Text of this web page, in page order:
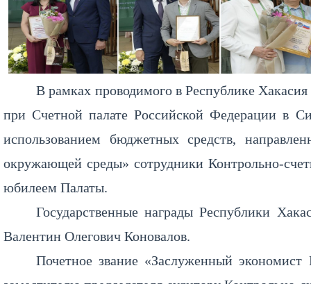
В рамках проводимого в Республике
при Счетной палате Российской Федерации в
использованием бюджетных средств,
окружающей среды» сотрудники Контрольно-
юбилеем Палаты.
Государственные награды Республики
Валентин Олегович Коновалов.
Почетное звание «Заслуженный